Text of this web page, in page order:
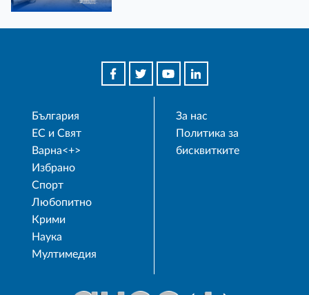
България
ЕС и Свят
Варна<+>
Избрано
Спорт
Любопитно
Крими
Наука
Мултимедия
За нас
Политика за
бисквитките